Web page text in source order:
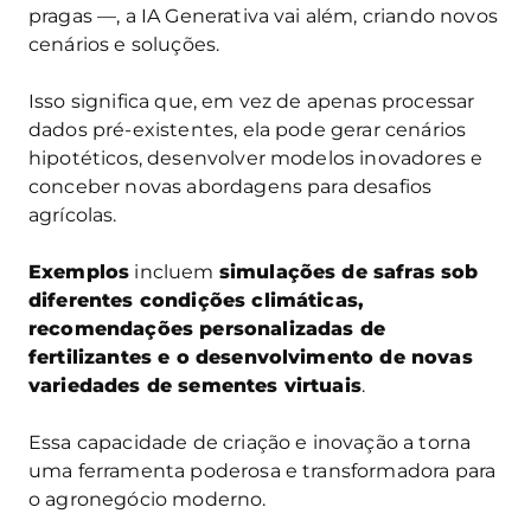
pragas —, a IA Generativa vai além, criando novos
cenários e soluções.
Isso significa que, em vez de apenas processar
dados pré-existentes, ela pode gerar cenários
hipotéticos, desenvolver modelos inovadores e
conceber novas abordagens para desafios
agrícolas.
Exemplos incluem simulações de safras sob
diferentes condições climáticas,
recomendações personalizadas de
fertilizantes e o desenvolvimento de novas
variedades de sementes virtuais.
Essa capacidade de criação e inovação a torna
uma ferramenta poderosa e transformadora para
o agronegócio moderno.